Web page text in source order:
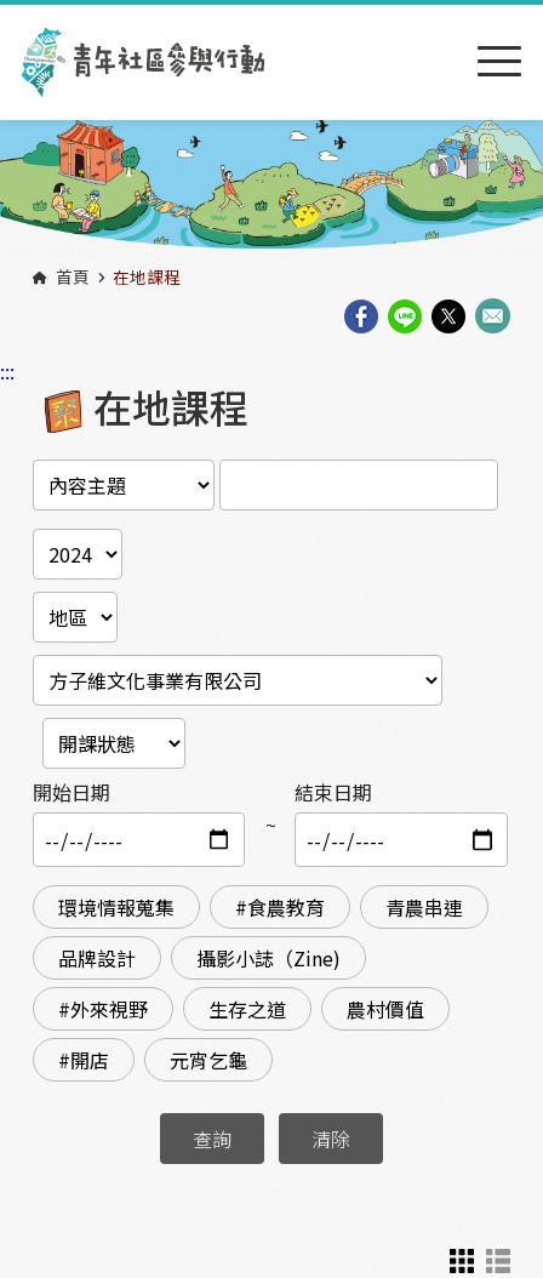
跳到主要內容區塊
首頁 在地課程
:::
在地課程
開始日期
~
結束日期
環境情報蒐集 #食農教育
青農串連
品牌設計
攝影小誌（Zine)
#外來視野
生存之道
農村價值
#開店
元宵乞龜
查詢 清除